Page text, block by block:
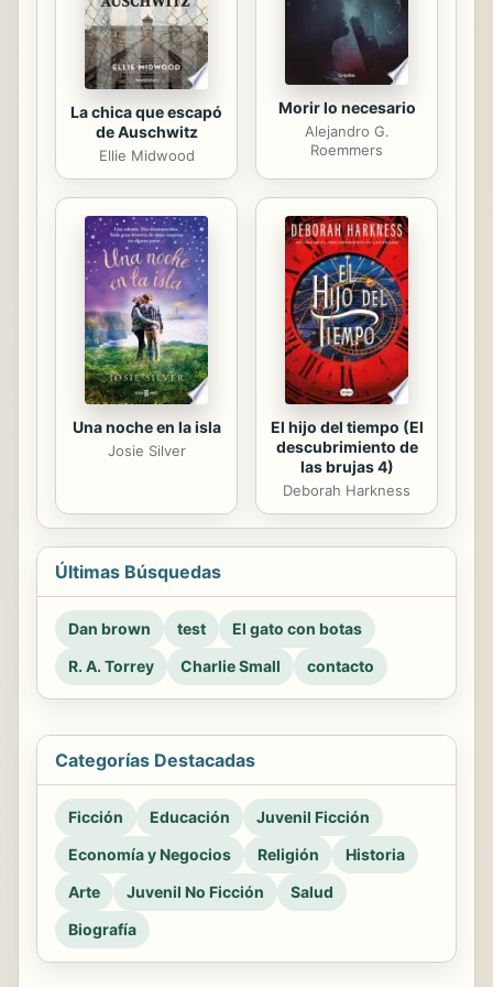
de una ciudad fascinante en una
época de gran...
La chica que escapó
de Auschwitz
Ellie Midwood
Morir lo necesario
Alejandro G.
Roemmers
Una noche en la isla
Josie Silver
El hijo del tiempo (El
descubrimiento de
las brujas 4)
Deborah Harkness
Últimas Búsquedas
Dan brown test
El gato con botas
R. A. Torrey
Charlie Small contacto
Categorías Destacadas
Ficción Educación
Juvenil Ficción
Economía y Negocios
Religión
Historia
Arte
Juvenil No Ficción
Salud
Biografía